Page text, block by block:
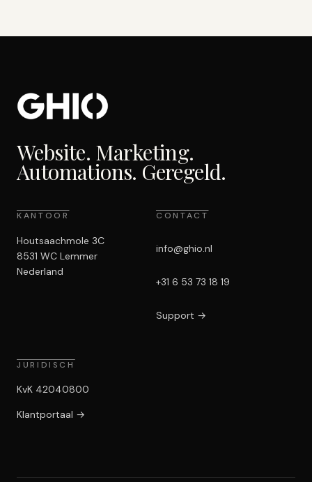
Website. Marketing.
Automations. Geregeld.
KANTOOR
Houtsaachmole 3C
8531 WC Lemmer
Nederland
CONTACT
info@ghio.nl
+31 6 53 73 18 19
Support →
JURIDISCH
KvK 42040800
Klantportaal →